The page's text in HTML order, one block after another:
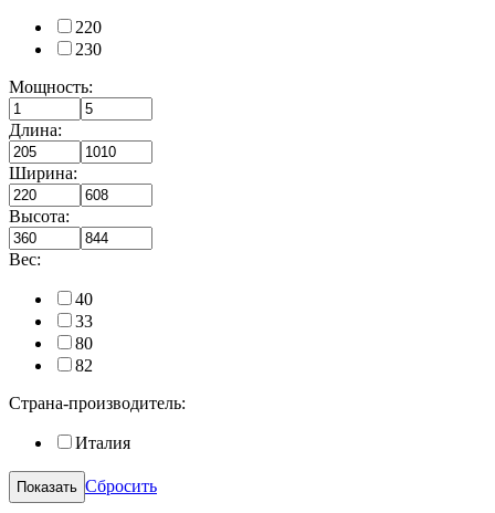
220
230
Мощность:
Длина:
Ширина:
Высота:
Вес:
40
33
80
82
Страна-производитель:
Италия
Сбросить